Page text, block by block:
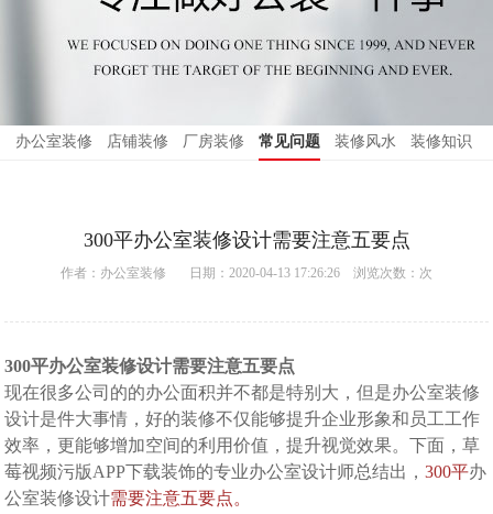
办公室装修 店铺装修 厂房装修 常见问题 装修风水 装修知识
300平办公室装修设计需要注意五要点
作者： 办公室装修 日期：2020-04-13 17:26:26 浏览次数： 次
300平办公室装修设计需要注意五要点
现在很多公司的的办公面积并不都是特别大，但是办公室装修
设计是件大事情，好的装修不仅能够提升企业形象和员工工作
效率，更能够增加空间的利用价值，提升视觉效果。下面，草
莓视频污版APP下载装饰的专业办公室设计师总结出，300平办
公室装修设计需要注意五要点。